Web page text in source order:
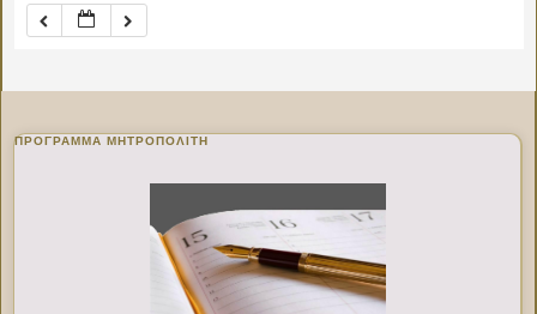
ΠΡΌΓΡΑΜΜΑ ΜΗΤΡΟΠΟΛΊΤΗ